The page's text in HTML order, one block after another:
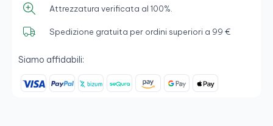
Attrezzatura verificata al 100%.
Spedizione gratuita per ordini superiori a 99 €
Siamo affidabili: